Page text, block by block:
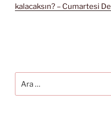
kalacaksın? – Cumartesi